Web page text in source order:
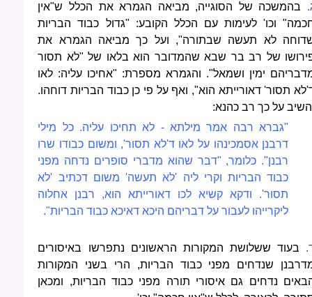
בהמשכה של הסוגייה, מביאה הגמרא את הכלל ש"אין
וכו' לעימות עם הכלל הקובע: "גדול כבוד הבריות
לא תעשה שבתורה", ועל כך מביאה הגמרא את
של רב בר שבא שהמדובר הוא בלאו של "לא תסור
ימין ושמאל". והגמרא מספרת: "אחיכו עליה: לאו
תסור' דאורייתא הוא", ואף על פי כן כבוד הבריות דוחהו.
על כך רב כהנא:
"גברא רבה אמר מילתא - לא תחיכו עליה. כל מילי
דרבנן אסמכינהו על לאו ד'לא תסור', ומשום כבודו שרו
רבנן". כלומר, "דבר שהוא מדברי סופרים נדחה מפני
כבוד הבריות וקרי ליה 'לא תעשה' משום דכתיב 'לא
תסור'. ודקא קשיא לכו דאורייתא הוא, רבנן אחלוה
ליקרייהו לעבור על דבריהם היכא דאיכא כבוד הבריות".
בעוד ששלושת המקורות הראשונים נתפרשו באיסורים
שנדחים מפני כבוד הבריות, הרי בשני המקורות
נדחים גם איסורי תורה מפני כבוד הבריות, ומכאן